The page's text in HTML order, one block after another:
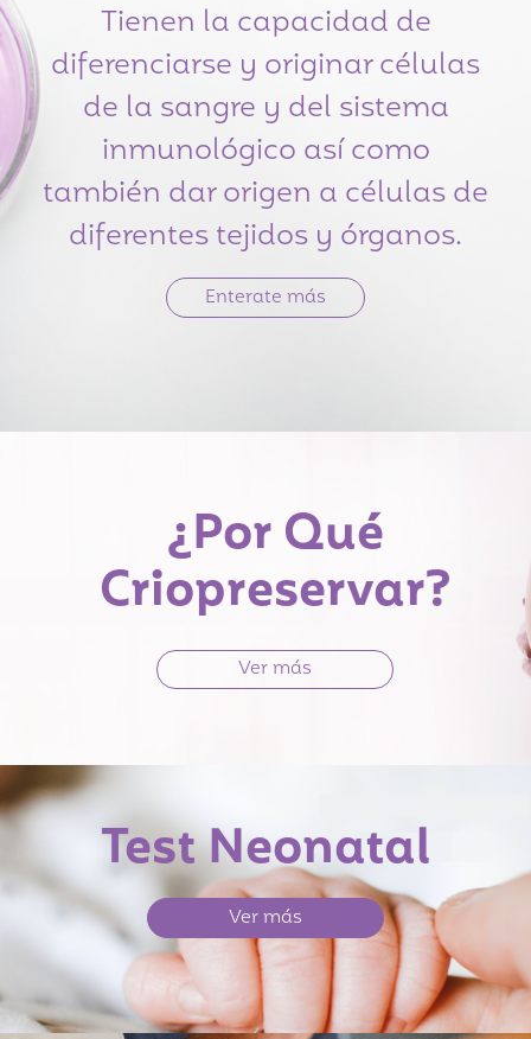
Tienen la capacidad de
diferenciarse y originar células
de la sangre y del sistema
inmunológico así como
también dar origen a células de
diferentes tejidos y órganos.
Enterate más
¿Por Qué
Criopreservar?
Ver más
Test Neonatal
Ver más